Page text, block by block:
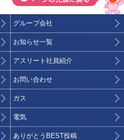
グループ会社
お知らせ一覧
アスリート社員紹介
お問い合わせ
ガス
電気
ありがとうBEST投稿